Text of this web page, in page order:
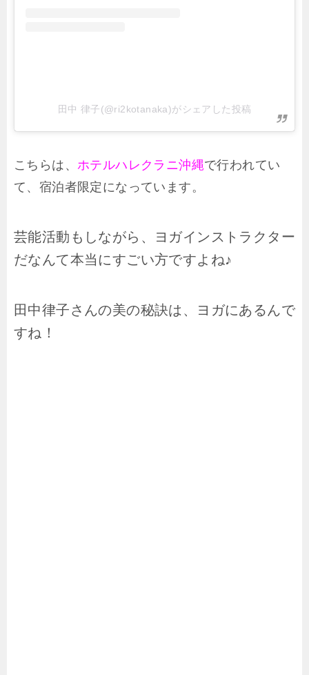
田中 律子(@ri2kotanaka)がシェアした投稿
こちらは、 ホテルハレクラニ沖縄で行われてい
て、宿泊者限定になっています。
芸能活動もしながら、ヨガインストラクター
だなんて本当にすごい方ですよね♪
田中律子さんの美の秘訣は、ヨガにあるんで
すね！